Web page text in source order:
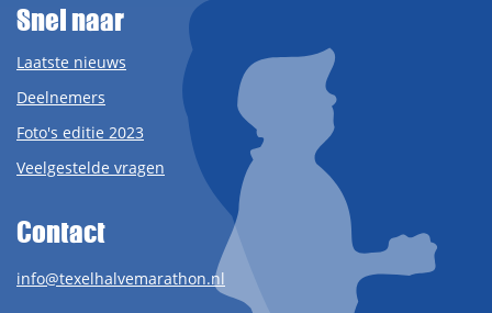
Snel naar
Laatste nieuws
Deelnemers
Foto's editie 2023
Veelgestelde vragen
Contact
info@texelhalvemarathon.nl